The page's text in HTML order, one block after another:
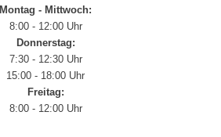
Montag - Mittwoch:
8:00 - 12:00 Uhr
Donnerstag:
7:30 - 12:30 Uhr
15:00 - 18:00 Uhr
Freitag:
8:00 - 12:00 Uhr